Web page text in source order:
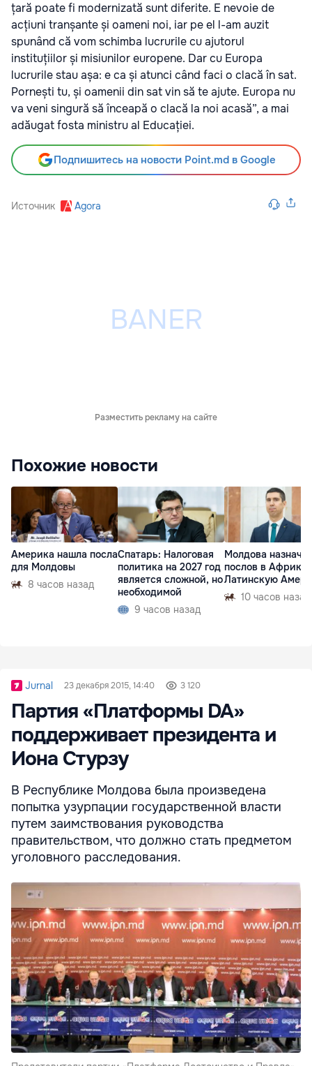
țară poate fi modernizată sunt diferite. E nevoie de
acțiuni tranșante și oameni noi, iar pe el l-am auzit
spunând că vom schimba lucrurile cu ajutorul
instituțiilor și misiunilor europene. Dar cu Europa
lucrurile stau așa: e ca și atunci când faci o clacă în sat.
Pornești tu, și oamenii din sat vin să te ajute. Europa nu
va veni singură să înceapă o clacă la noi acasă”, a mai
adăugat fosta ministru al Educației.
Подпишитесь на новости Point.md в Google
Источник Agora
Разместить рекламу на сайте
Похожие новости
Америка нашла посла
для Молдовы
8 часов назад
Спатарь: Налоговая
политика на 2027 год
является сложной, но
необходимой
9 часов назад
Молдова
послов в Африку
Латинскую
10 часов назад
Jurnal 23 декабря 2015, 14:40 3 120
Партия «Платформы DA»
поддерживает президента и
Иона Стурзу
В Республике Молдова была произведена
попытка узурпации государственной власти
путем заимствования руководства
правительством, что должно стать предметом
уголовного расследования.